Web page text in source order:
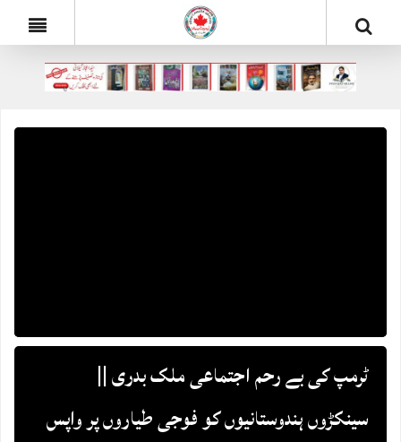
ٹرمپ کی بے رحم اجتماعی ملک بدری ||
سینکڑوں ہندوستانیوں کو فوجی طیاروں پر واپس